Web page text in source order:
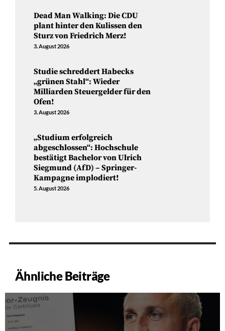
Dead Man Walking: Die CDU
plant hinter den Kulissen den
Sturz von Friedrich Merz!
3. August 2026
Studie schreddert Habecks
„grünen Stahl“: Wieder
Milliarden Steuergelder für den
Ofen!
3. August 2026
„Studium erfolgreich
abgeschlossen“: Hochschule
bestätigt Bachelor von Ulrich
Siegmund (AfD) – Springer-
Kampagne implodiert!
5. August 2026
Ähnliche Beiträge